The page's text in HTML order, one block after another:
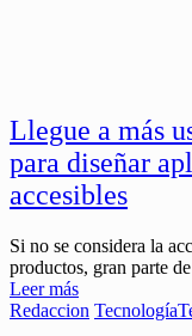
Llegue a más
para diseñar
accesibles
Si no se considera la
productos, gran parte
Leer más
Redaccion Tecnología